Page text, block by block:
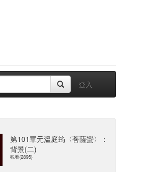
登入
第101單元溫庭筠〈菩薩蠻〉：
背景(二)
觀看(2895)